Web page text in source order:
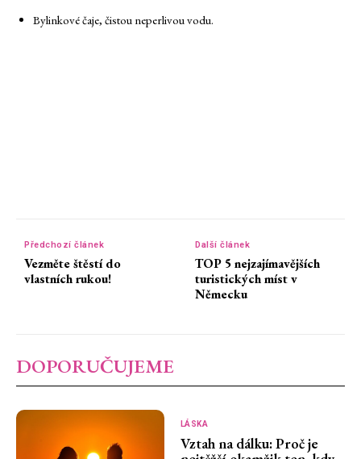
Bylinkové čaje, čistou neperlivou vodu.
Předchozí článek
Vezměte štěstí do
vlastních rukou!
Další článek
TOP 5 nejzajímavějších
turistických míst v
Německu
DOPORUČUJEME
LÁSKA
Vztah na dálku: Proč je